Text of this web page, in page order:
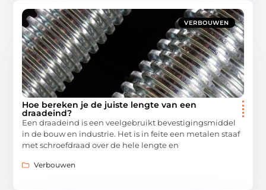
VERBOUWEN
Hoe bereken je de juiste lengte van een
draadeind?
Een draadeind is een veelgebruikt bevestigingsmiddel
in de bouw en industrie. Het is in feite een metalen staaf
met schroefdraad over de hele lengte en
Verbouwen